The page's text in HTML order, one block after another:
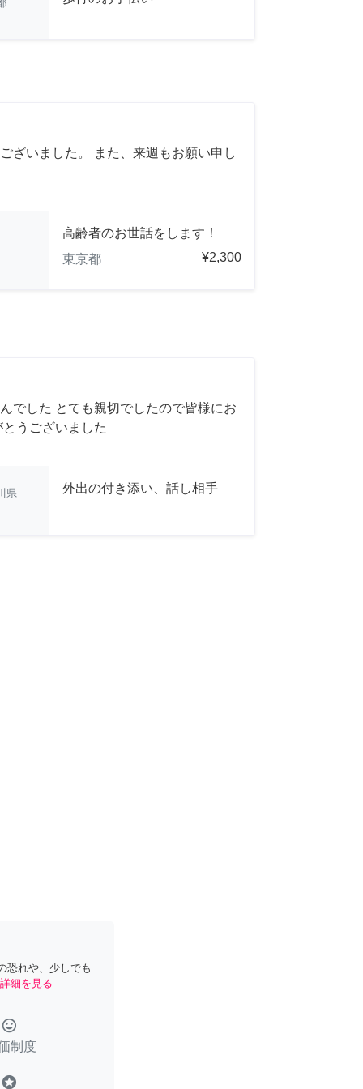
ざいました。 また、来週もお願い申し
高齢者のお世話をします！
東京都
¥2,300
でした とても親切でしたので皆様にお
うございました
県 外出の付き添い、話し相手
恐れや、少しでも
詳細を見る
tag_faces
制度
stars